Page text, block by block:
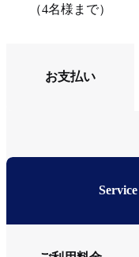
（4名様まで）
お支払い